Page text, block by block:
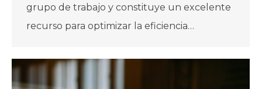
grupo de trabajo y constituye un excelente
recurso para optimizar la eficiencia…